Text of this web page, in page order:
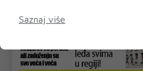
Saznaj više